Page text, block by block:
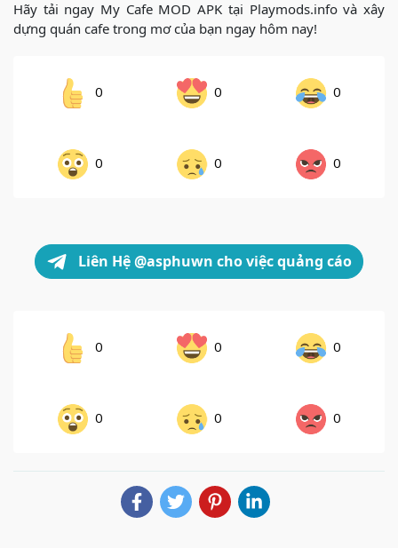
Hãy tải ngay My Cafe MOD APK tại Playmods.info và xây
dựng quán cafe trong mơ của bạn ngay hôm nay!
0 0 0
0 0 0
Liên Hệ @asphuwn cho việc quảng cáo
0 0 0
0 0 0